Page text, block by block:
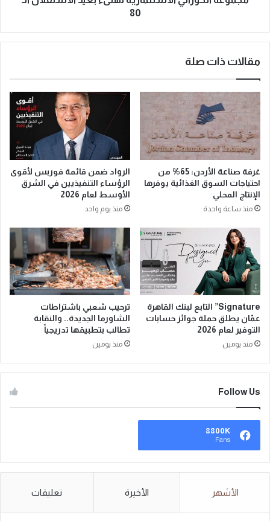
80
مقالات ذات صلة
غرفة صناعة الأردن: 65% من
احتياجات السوق الغذائية يوفرها
الإنتاج المحلي
منذ ساعة واحدة
الرواد ضمن قائمة فوربس لأقوى
الرؤساء التنفيذيين في الشرق
الأوسط لعام 2026
منذ يوم واحد
Signature” التابع لبنك القاهرة
عمّان يطلق حملة جوائز حسابات
التوفير لعام 2026
منذ يومين
ترحيب شعبي باشتراطات
الشاورما الجديدة.. والنقابة
تطالب بتطبيقها تدريجياً
منذ يومين
Follow Us
8800K
Fans
الأشهر الأخيرة تعليقات